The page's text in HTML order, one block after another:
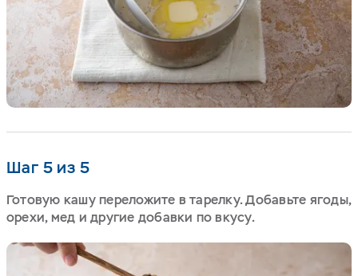
Шаг 5 из 5
Готовую кашу переложите в тарелку. Добавьте ягоды,
орехи, мед и другие добавки по вкусу.